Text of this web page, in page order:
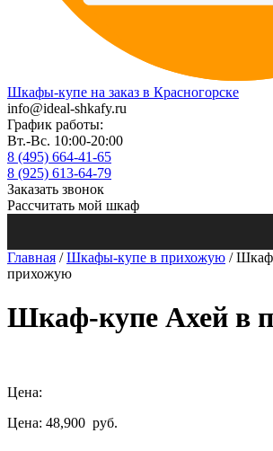
Шкафы-купе на заказ в Красногорске
info@ideal-shkafy.ru
График работы:
Вт.-Вс. 10:00-20:00
8 (495) 664-41-65
8 (925) 613-64-79
Заказать звонок
Рассчитать мой шкаф
Главная /Шкафы-купе в прихожую /
прихожую
Шкаф-купе Ахей в
Цена:
Цена: 48,900 руб.